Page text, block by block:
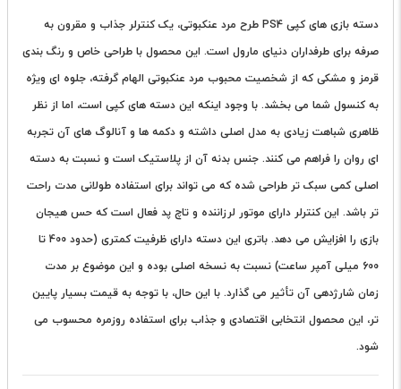
دسته بازی های کپی PS4
طرح مرد عنکبوتی، یک کنترلر جذاب و مقرون به
صرفه برای طرفداران دنیای مارول است. این محصول با طراحی خاص و رنگ بندی
قرمز و مشکی که از شخصیت محبوب مرد عنکبوتی الهام گرفته، جلوه ای ویژه
به کنسول شما می بخشد. با وجود اینکه این دسته های کپی است، اما از نظر
ظاهری شباهت زیادی به مدل اصلی داشته و دکمه ها و آنالوگ های آن تجربه
ای روان را فراهم می کنند. جنس بدنه آن از پلاستیک است و نسبت به دسته
اصلی کمی سبک تر طراحی شده که می تواند برای استفاده طولانی مدت راحت
تر باشد. این کنترلر دارای موتور لرزاننده و تاچ پد فعال است که حس هیجان
بازی را افزایش می دهد. باتری این دسته دارای ظرفیت کمتری (حدود 400 تا
600 میلی آمپر ساعت) نسبت به نسخه اصلی بوده و این موضوع بر مدت
زمان شارژدهی آن تأثیر می گذارد. با این حال، با توجه به قیمت بسیار پایین
تر، این محصول انتخابی اقتصادی و جذاب برای استفاده روزمره محسوب می
شود.